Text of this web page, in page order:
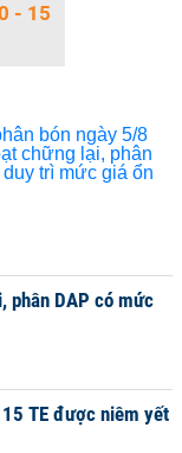
- 15
phân DAP có mức
TE được niêm yết